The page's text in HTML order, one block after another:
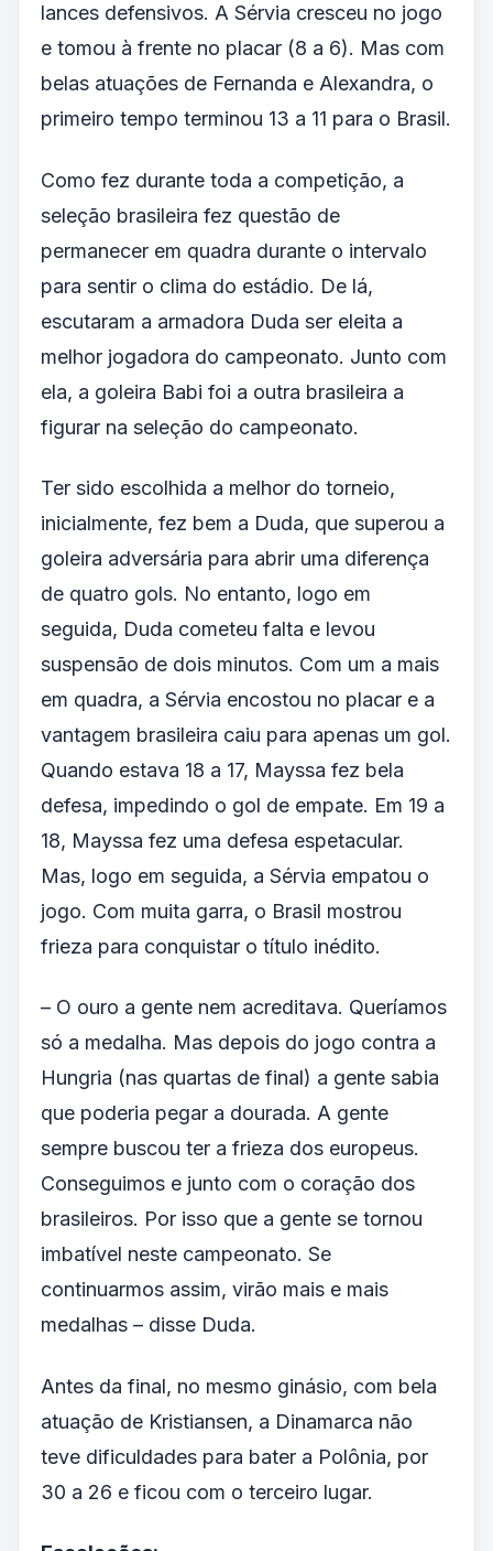
lances defensivos. A Sérvia cresceu no jogo
e tomou à frente no placar (8 a 6). Mas com
belas atuações de Fernanda e Alexandra, o
primeiro tempo terminou 13 a 11 para o Brasil.
Como fez durante toda a competição, a
seleção brasileira fez questão de
permanecer em quadra durante o intervalo
para sentir o clima do estádio. De lá,
escutaram a armadora Duda ser eleita a
melhor jogadora do campeonato. Junto com
ela, a goleira Babi foi a outra brasileira a
figurar na seleção do campeonato.
Ter sido escolhida a melhor do torneio,
inicialmente, fez bem a Duda, que superou a
goleira adversária para abrir uma diferença
de quatro gols. No entanto, logo em
seguida, Duda cometeu falta e levou
suspensão de dois minutos. Com um a mais
em quadra, a Sérvia encostou no placar e a
vantagem brasileira caiu para apenas um gol.
Quando estava 18 a 17, Mayssa fez bela
defesa, impedindo o gol de empate. Em 19 a
18, Mayssa fez uma defesa espetacular.
Mas, logo em seguida, a Sérvia empatou o
jogo. Com muita garra, o Brasil mostrou
frieza para conquistar o título inédito.
– O ouro a gente nem acreditava. Queríamos
só a medalha. Mas depois do jogo contra a
Hungria (nas quartas de final) a gente sabia
que poderia pegar a dourada. A gente
sempre buscou ter a frieza dos europeus.
Conseguimos e junto com o coração dos
brasileiros. Por isso que a gente se tornou
imbatível neste campeonato. Se
continuarmos assim, virão mais e mais
medalhas – disse Duda.
Antes da final, no mesmo ginásio, com bela
atuação de Kristiansen, a Dinamarca não
teve dificuldades para bater a Polônia, por
30 a 26 e ficou com o terceiro lugar.